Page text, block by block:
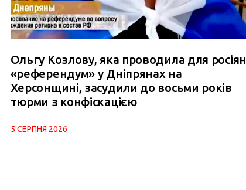
Ольгу Козлову, яка проводила для росіян
«референдум» у Дніпрянах на
Херсонщині, засудили до восьми років
тюрми з конфіскацією
5 СЕРПНЯ 2026